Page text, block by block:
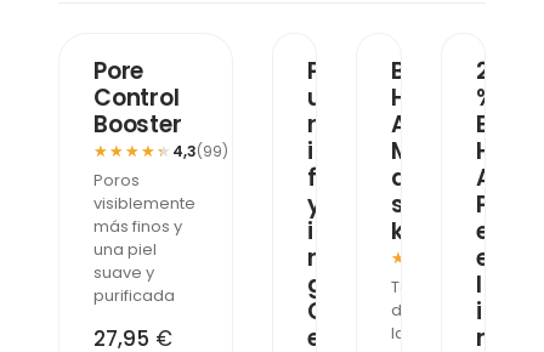
MÁS VENDIDO
Pore
Control
Booster
★★★★★
★★★★★ 4,3(99)
Poros
visiblemente
más finos y
una piel
suave y
purificada
27,95 €
MÁS VENDIDO
P
u
r
i
f
y
i
n
g
G
e
B
H
A
M
a
s
k
★★★★★
★★★★★ 4,9
Textura
de
la
MÁS
2
%
B
H
A
P
e
e
l
i
n